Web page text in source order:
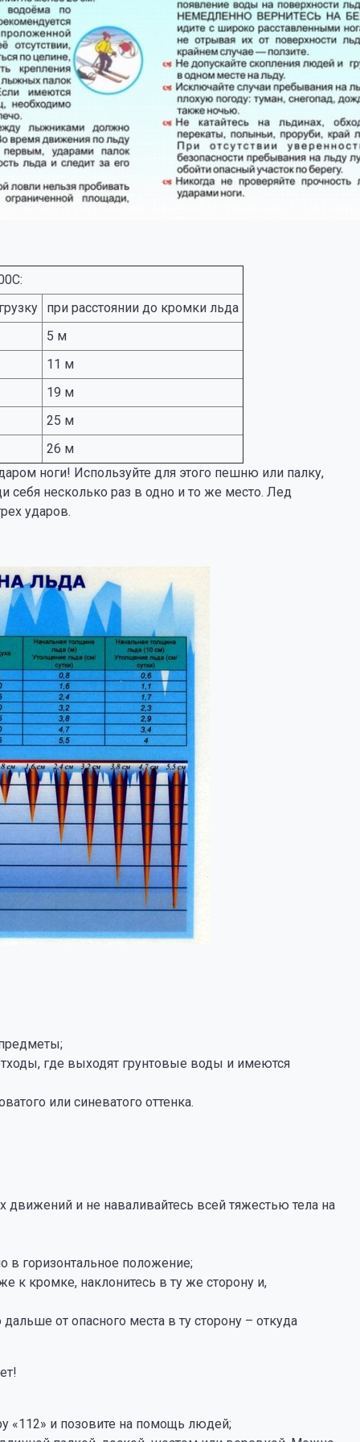
при расстоянии до кромки льда
5 м
11 м
19 м
25 м
26 м
ноги! Используйте для этого пешню или палку,
себя несколько раз в одно и то же место. Лед
ударов.
где выходят грунтовые воды и имеются
или синеватого оттенка.
движений и не наваливайтесь всей тяжестью тела на
в горизонтальное положение;
к кромке, наклонитесь в ту же сторону и,
от опасного места в ту сторону – откуда
«112» и позовите на помощь людей;